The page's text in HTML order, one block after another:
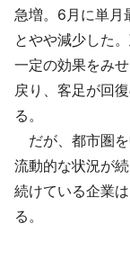
急増。6月に単月
とやや減少した
一定の効果をみ
戻り、客足が回
る。
だが、都市圏を
流動的な状況が
続けている企業
る。